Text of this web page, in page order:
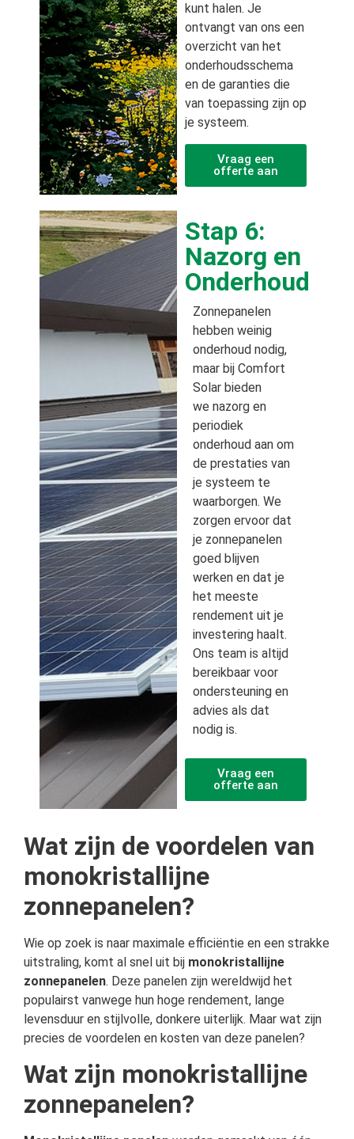
kunt halen. Je
ontvangt van ons een
overzicht van het
onderhoudsschema
en de garanties die
van toepassing zijn op
je systeem.
Vraag een
offerte aan
Stap 6:
Nazorg en
Onderhoud
Zonnepanelen
hebben weinig
onderhoud nodig,
maar bij Comfort
Solar bieden
we nazorg en
periodiek
onderhoud aan om
de prestaties van
je systeem te
waarborgen. We
zorgen ervoor dat
je zonnepanelen
goed blijven
werken en dat je
het meeste
rendement uit je
investering haalt.
Ons team is altijd
bereikbaar voor
ondersteuning en
advies als dat
nodig is.
Vraag een
offerte aan
Wat zijn de voordelen van
monokristallijne
zonnepanelen?
Wie op zoek is naar maximale efficiëntie en een strakke
uitstraling, komt al snel uit bij monokristallijne
zonnepanelen. Deze panelen zijn wereldwijd het
populairst vanwege hun hoge rendement, lange
levensduur en stijlvolle, donkere uiterlijk. Maar wat zijn
precies de voordelen en kosten van deze panelen?
Wat zijn monokristallijne
zonnepanelen?